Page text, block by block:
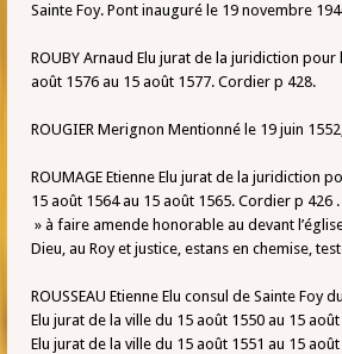
Sainte Foy. Pont inauguré le 19 novembre
ROUBY Arnaud Elu jurat de la juridiction
août 1576 au 15 août 1577. Cordier p 428.
ROUGIER Merignon Mentionné le 19 juin
ROUMAGE Etienne Elu jurat de la juridiction
15 août 1564 au 15 août 1565. Cordier p 426
» à faire amende honorable au devant
Dieu, au Roy et justice, estans en chemise,
ROUSSEAU Etienne Elu consul de Sainte
Elu jurat de la ville du 15 août 1550 au 15
Elu jurat de la ville du 15 août 1551 au 15